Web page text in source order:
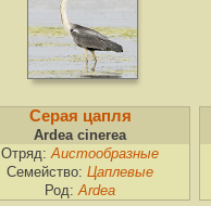
Серая цапля
Ardea cinerea
Отряд:Аистообразные
Семейство:Цаплевые
Род:Ardea